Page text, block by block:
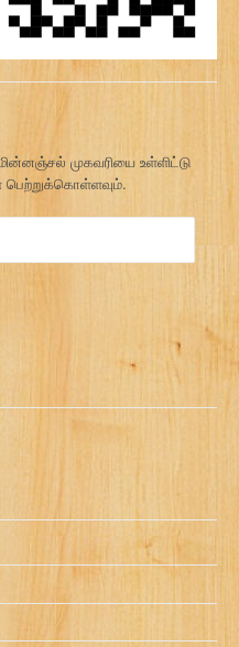
முகவரியை உள்ளிட்டு
பெற்றுக்கொள்ளவும்.